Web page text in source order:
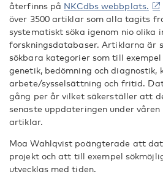
återfinns på NKCdbs webbplats.
över 3500 artiklar som alla tagits
systematiskt söka igenom nio olika
forskningsdatabaser. Artiklarna är
sökbara kategorier som till
genetik, bedömning och diagnostik,
arbete/sysselsättning och fritid.
gång per år vilket säkerställer att
senaste uppdateringen under våren
artiklar.
Moa Wahlqvist poängterade att
projekt och att till exempel
utvecklas med tiden.